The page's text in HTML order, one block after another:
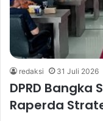
redaksi 31 Juli 2026
DPRD Bangka
Raperda